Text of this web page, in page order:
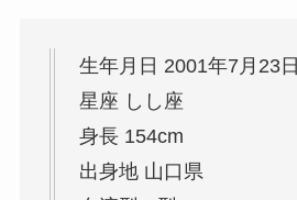
生年月日 2001年7月23日
星座 しし座
身長 154cm
出身地 山口県